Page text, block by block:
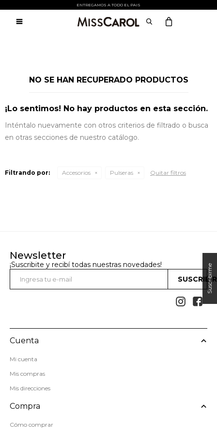
Este
cuenta
ENTREGAMOS A TODO EL PAIS

NO SE HAN RECUPERADO PRODUCTOS
¡Lo sentimos! No hay productos en esta sección.
Inténtalo nuevamente con otros criterios de filtrado o busca
en otras secciones de nuestro catálogo.
Filtrando por: Accesorios Pulseras Quitar filtros
Newsletter
¡Suscribite y recibí todas nuestras novedades!
 
Cuenta
Mi cuenta
Mis compras
Mis direcciones
Compra
Cómo comprar